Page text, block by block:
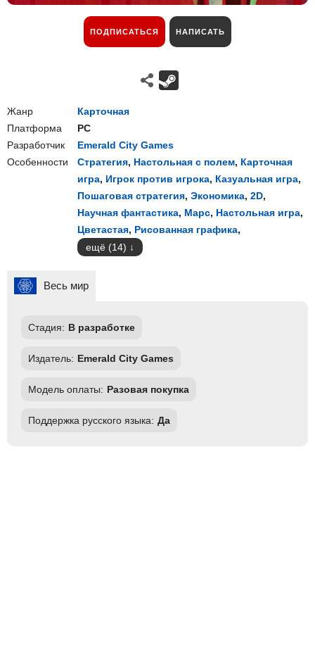
ПОДПИСАТЬСЯ НАПИСАТЬ
Жанр
Карточная
Платформа
PC
Разработчик
Emerald City Games
Особенности
Стратегия, Настольная с полем, Карточная
игра, Игрок против игрока, Казуальная игра,
Пошаговая стратегия, Экономика, 2D,
Научная фантастика, Марс, Настольная игра,
Цветастая, Рисованная графика,
ещё (14)
Весь мир
Стадия: В разработке
Издатель: Emerald City Games
Модель оплаты: Разовая покупка
Поддержка русского языка: Да